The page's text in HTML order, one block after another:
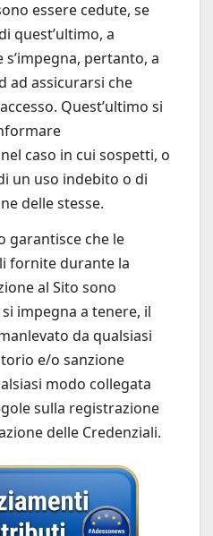
essere cedute, se
quest’ultimo, a
pertanto, a
ad assicurarsi che
Quest’ultimo si
caso in cui sospetti, o
un uso indebito o di
delle stesse.
garantisce che le
fornite durante la
al Sito sono
impegna a tenere, il
da qualsiasi
e/o sanzione
modo collegata
sulla registrazione
delle Credenziali.